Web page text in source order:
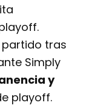
partido tras
Simply
y
playoff.